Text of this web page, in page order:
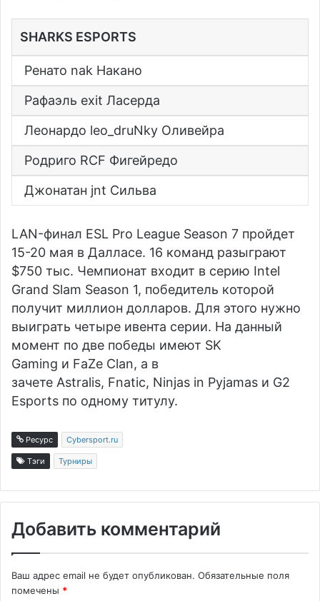
SHARKS ESPORTS
Ренато nak Накано
Рафаэль exit Ласерда
Леонардо leo_druNky Оливейра
Родриго RCF Фигейредо
Джонатан jnt Сильва
LAN-финал ESL Pro League Season 7 пройдет
15-20 мая в Далласе. 16 команд разыграют
$750 тыс. Чемпионат входит в серию Intel
Grand Slam Season 1, победитель которой
получит миллион долларов. Для этого нужно
выиграть четыре ивента серии. На данный
момент по две победы имеют SK
Gaming и FaZe Clan, а в
зачете Astralis, Fnatic, Ninjas in Pyjamas и G2
Esports по одному титулу.
Ресурс Cybersport.ru
Тэги Турниры
Добавить комментарий
Ваш адрес email не будет опубликован. Обязательные поля
помечены *